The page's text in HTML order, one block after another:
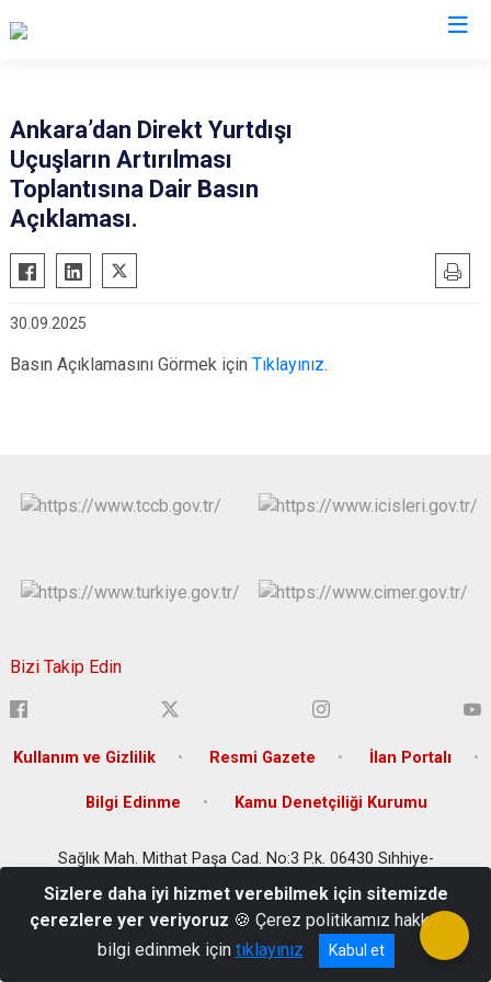
Ankara’dan Direkt Yurtdışı
Uçuşların Artırılması
Toplantısına Dair Basın
Açıklaması.
30.09.2025
Basın Açıklamasını Görmek için Tıklayınız.
Bizi Takip Edin
Kullanım ve Gizlilik Resmi Gazete İlan Portalı
Bilgi Edinme Kamu Denetçiliği Kurumu
Sağlık Mah. Mithat Paşa Cad. No:3 P.k. 06430 Sıhhiye-
+90 (312) 306 66 66
Sizlere daha iyi hizmet verebilmek için sitemizde
çerezlere yer veriyoruz 🍪 Çerez politikamız hakkında
bilgi edinmek için tıklayınız Kabul et